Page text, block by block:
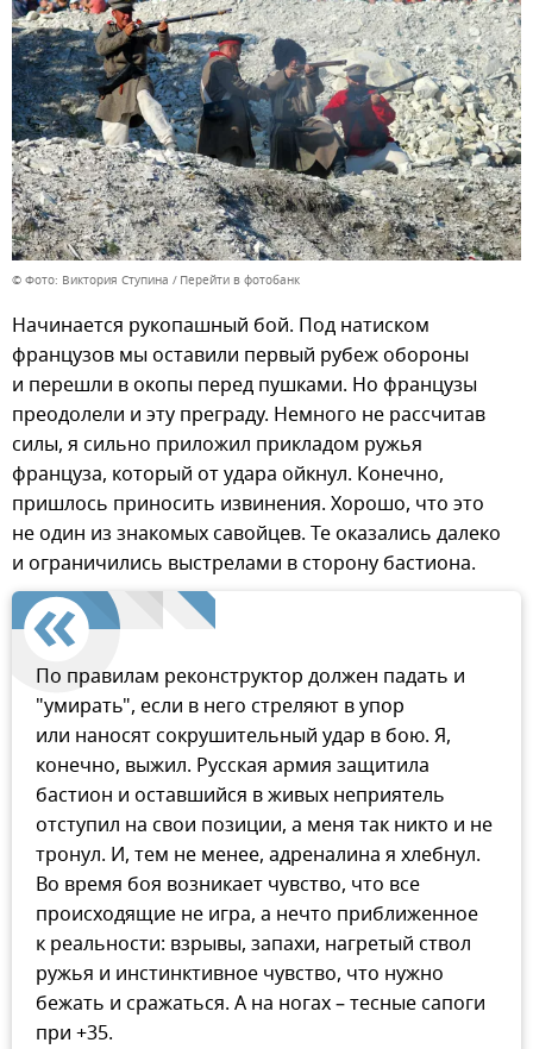
© Фото: Виктория Ступина Перейти в фотобанк
Начинается рукопашный бой. Под натиском
французов мы оставили первый рубеж обороны
и перешли в окопы перед пушками. Но французы
преодолели и эту преграду. Немного не рассчитав
силы, я сильно приложил прикладом ружья
француза, который от удара ойкнул. Конечно,
пришлось приносить извинения. Хорошо, что это
не один из знакомых савойцев. Те оказались далеко
и ограничились выстрелами в сторону бастиона.
По правилам реконструктор должен падать и
"умирать", если в него стреляют в упор
или наносят сокрушительный удар в бою. Я,
конечно, выжил. Русская армия защитила
бастион и оставшийся в живых неприятель
отступил на свои позиции, а меня так никто и не
тронул. И, тем не менее, адреналина я хлебнул.
Во время боя возникает чувство, что все
происходящие не игра, а нечто приближенное
к реальности: взрывы, запахи, нагретый ствол
ружья и инстинктивное чувство, что нужно
бежать и сражаться. А на ногах – тесные сапоги
при +35.